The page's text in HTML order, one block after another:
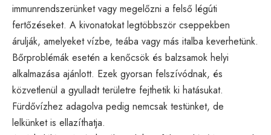
immunrendszerünket vagy megelőzni a felső légúti
fertőzéseket. A kivonatokat legtöbbször cseppekben
árulják, amelyeket vízbe, teába vagy más italba keverhetünk.
Bőrproblémák esetén a kenőcsök és balzsamok helyi
alkalmazása ajánlott. Ezek gyorsan felszívódnak, és
közvetlenül a gyulladt területre fejthetik ki hatásukat.
Fürdővízhez adagolva pedig nemcsak testünket, de
lelkünket is ellazíthatja.